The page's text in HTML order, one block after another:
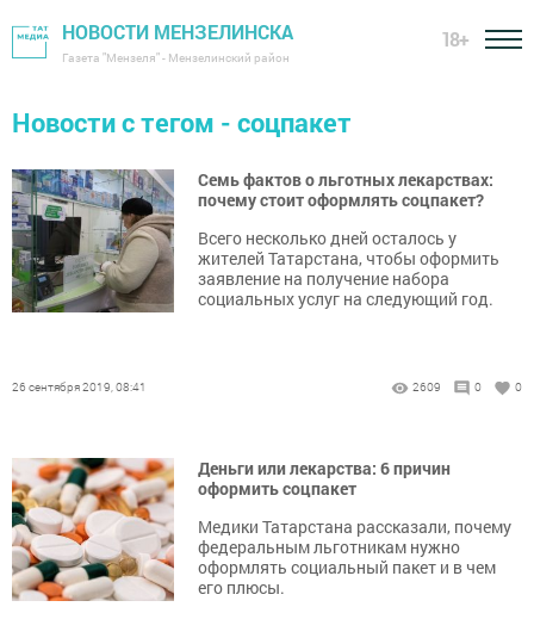
НОВОСТИ МЕНЗЕЛИНСКА
Газета "Мензеля" - Мензелинский район
18+
Новости с тегом - соцпакет
Семь фактов о льготных лекарствах:
почему стоит оформлять соцпакет?
Всего несколько дней осталось у
жителей Татарстана, чтобы оформить
заявление на получение набора
социальных услуг на следующий год.
26 сентября 2019, 08:41 2609 0 0
Деньги или лекарства: 6 причин
оформить соцпакет
Медики Татарстана рассказали, почему
федеральным льготникам нужно
оформлять социальный пакет и в чем
его плюсы.